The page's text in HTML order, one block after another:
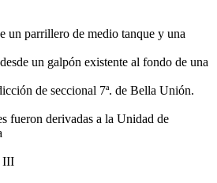
un parrillero de medio tanque y una
un galpón existente al fondo de una
de seccional 7ª. de Bella Unión.
fueron derivadas a la Unidad de
III